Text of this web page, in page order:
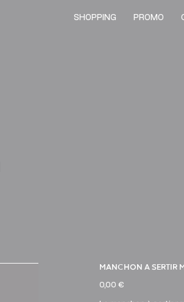
SHOPPING PROMO
MANCHON A SERTIR
Prix
0,00 €